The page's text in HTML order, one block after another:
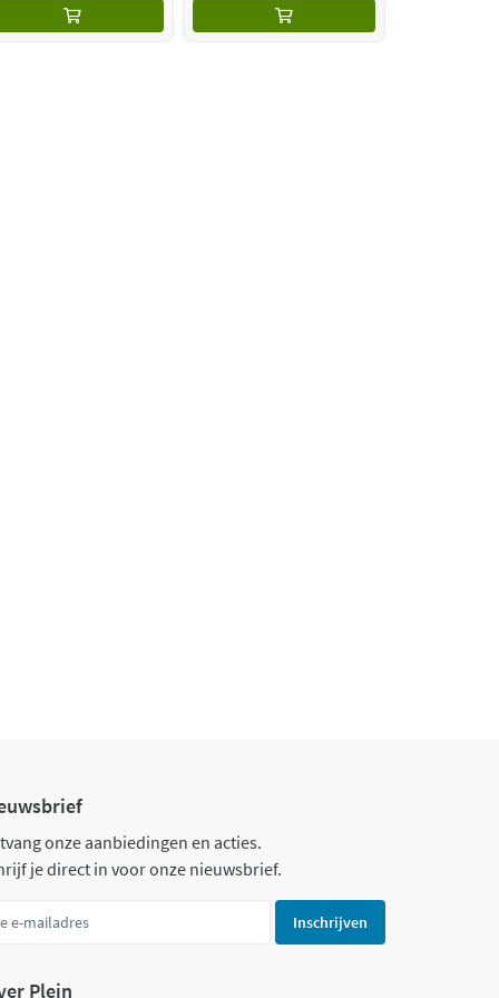
onze aanbiedingen en acties.
je direct in voor onze nieuwsbrief.
Inschrijven
Plein